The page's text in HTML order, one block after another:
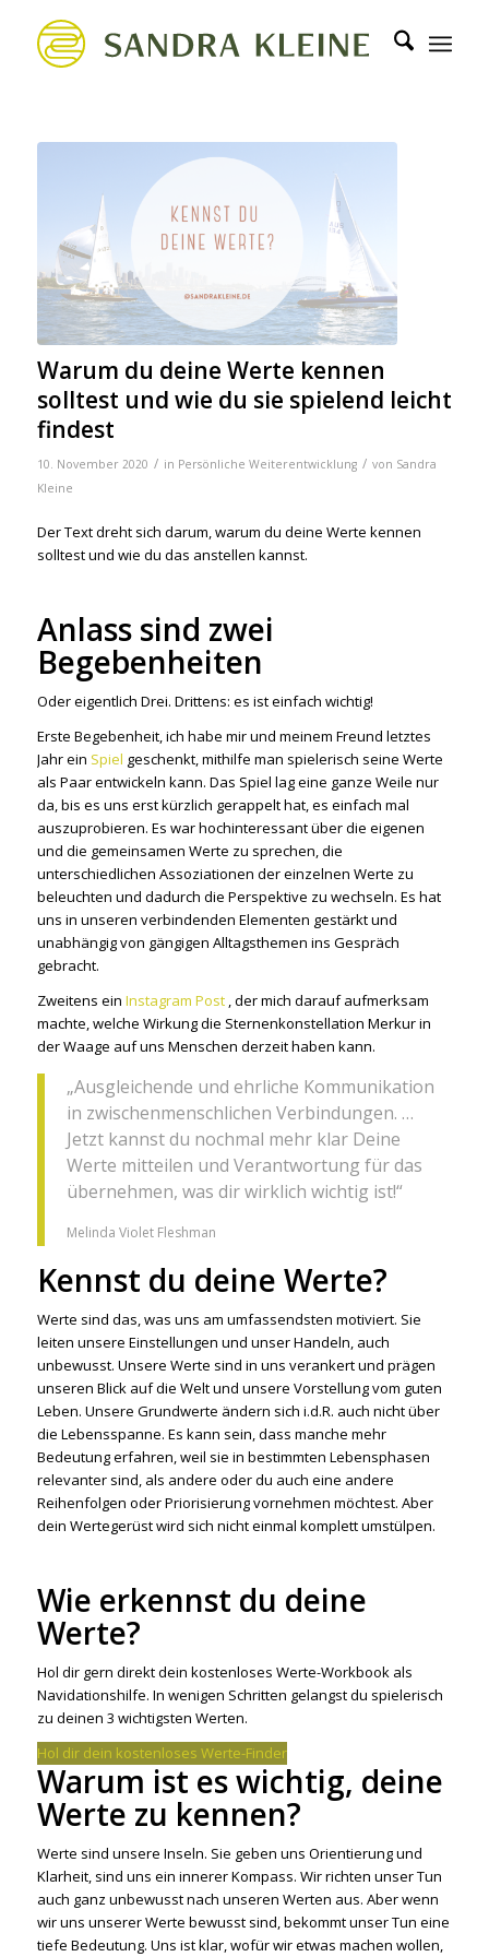
Warum du deine Werte kennen
solltest und wie du sie spielend leicht
findest
10. November 2020 / in Persönliche Weiterentwicklung / von Sandra
Kleine
Der Text dreht sich darum, warum du deine Werte kennen
solltest und wie du das anstellen kannst.
Anlass sind zwei
Begebenheiten
Oder eigentlich Drei. Drittens: es ist einfach wichtig!
Erste Begebenheit, ich habe mir und meinem Freund letztes
Jahr ein Spiel geschenkt, mithilfe man spielerisch seine Werte
als Paar entwickeln kann. Das Spiel lag eine ganze Weile nur
da, bis es uns erst kürzlich gerappelt hat, es einfach mal
auszuprobieren. Es war hochinteressant über die eigenen
und die gemeinsamen Werte zu sprechen, die
unterschiedlichen Assoziationen der einzelnen Werte zu
beleuchten und dadurch die Perspektive zu wechseln. Es hat
uns in unseren verbindenden Elementen gestärkt und
unabhängig von gängigen Alltagsthemen ins Gespräch
gebracht.
Zweitens ein Instagram Post, der mich darauf aufmerksam
machte, welche Wirkung die Sternenkonstellation Merkur in
der Waage auf uns Menschen derzeit haben kann.
„Ausgleichende und ehrliche Kommunikation
in zwischenmenschlichen Verbindungen. …
Jetzt kannst du nochmal mehr klar Deine
Werte mitteilen und Verantwortung für das
übernehmen, was dir wirklich wichtig ist!“
Melinda Violet Fleshman
Kennst du deine Werte?
Werte sind das, was uns am umfassendsten motiviert. Sie
leiten unsere Einstellungen und unser Handeln, auch
unbewusst. Unsere Werte sind in uns verankert und prägen
unseren Blick auf die Welt und unsere Vorstellung vom guten
Leben. Unsere Grundwerte ändern sich i.d.R. auch nicht über
die Lebensspanne. Es kann sein, dass manche mehr
Bedeutung erfahren, weil sie in bestimmten Lebensphasen
relevanter sind, als andere oder du auch eine andere
Reihenfolgen oder Priorisierung vornehmen möchtest. Aber
dein Wertegerüst wird sich nicht einmal komplett umstülpen.
Wie erkennst du deine
Werte?
Hol dir gern direkt dein kostenloses Werte-Workbook als
Navidationshilfe. In wenigen Schritten gelangst du spielerisch
zu deinen 3 wichtigsten Werten.
Hol dir dein kostenloses Werte-Finder
Warum ist es wichtig, deine
Werte zu kennen?
Werte sind unsere Inseln. Sie geben uns Orientierung und
Klarheit, sind uns ein innerer Kompass. Wir richten unser Tun
auch ganz unbewusst nach unseren Werten aus. Aber wenn
wir uns unserer Werte bewusst sind, bekommt unser Tun eine
tiefe Bedeutung. Uns ist klar, wofür wir etwas machen wollen,